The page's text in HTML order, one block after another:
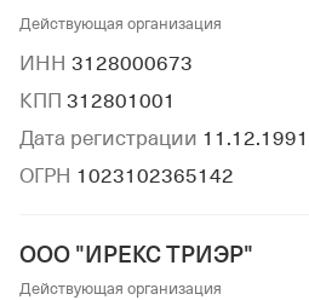
Действующая организация
ИНН 3128000673
КПП 312801001
Дата регистрации 11.12.1991
ОГРН 1023102365142
ООО "ИРЕКС ТРИЭР"
Действующая организация